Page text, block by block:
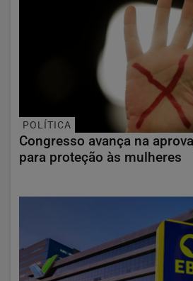
POLÍTICA
Congresso avança na
para proteção às mulheres